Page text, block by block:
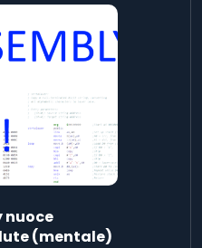
nuoce
(mentale)